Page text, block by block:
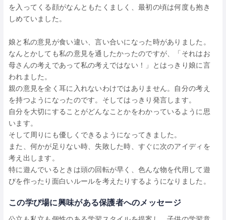
を入ってくる顔がなんともたくましく、最初の頃は何度も抱き
しめていました。
娘と私の意見が食い違い、言い合いになった時がありました。
なんとかしても私の意見を通したかったのですが、「それはお
母さんの考えであって私の考えではない！」とはっきり娘に言
われました。
親の意見を全く耳に入れないわけではありません。自分の考え
を持つようになったのです。そしてはっきり発言します。
自分を大切にすることがどんなことかをわかっているように思
います。
そして周りにも優しくできるようになってきました。
また、何かが足りない時、失敗した時、すぐに次のアイディを
考え出します。
特に遊んでいるときは頭の回転が早く、色んな物を代用して遊
びを作ったり面白いルールを考えたりするようになりました。
この学び場に興味がある保護者へのメッセージ